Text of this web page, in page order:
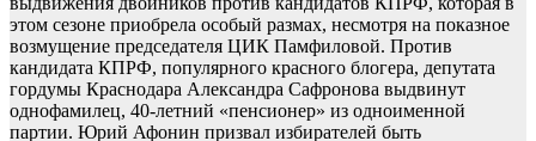
этом сезоне приобрела особый размах, несмотря на показное
возмущение председателя ЦИК Памфиловой. Против
кандидата КПРФ, популярного красного блогера, депутата
гордумы Краснодара Александра Сафронова выдвинут
однофамилец, 40-летний «пенсионер» из одноименной
партии. Юрий Афонин призвал избирателей быть